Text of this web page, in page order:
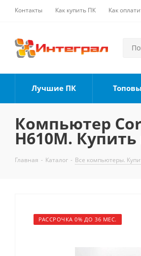
Контакты Как купить ПК Как
Лучшие ПК
Компьютер
H610M.
Главная - Каталог - Все компьютеры.
РАССРОЧКА 0% ДО 36 МЕС.